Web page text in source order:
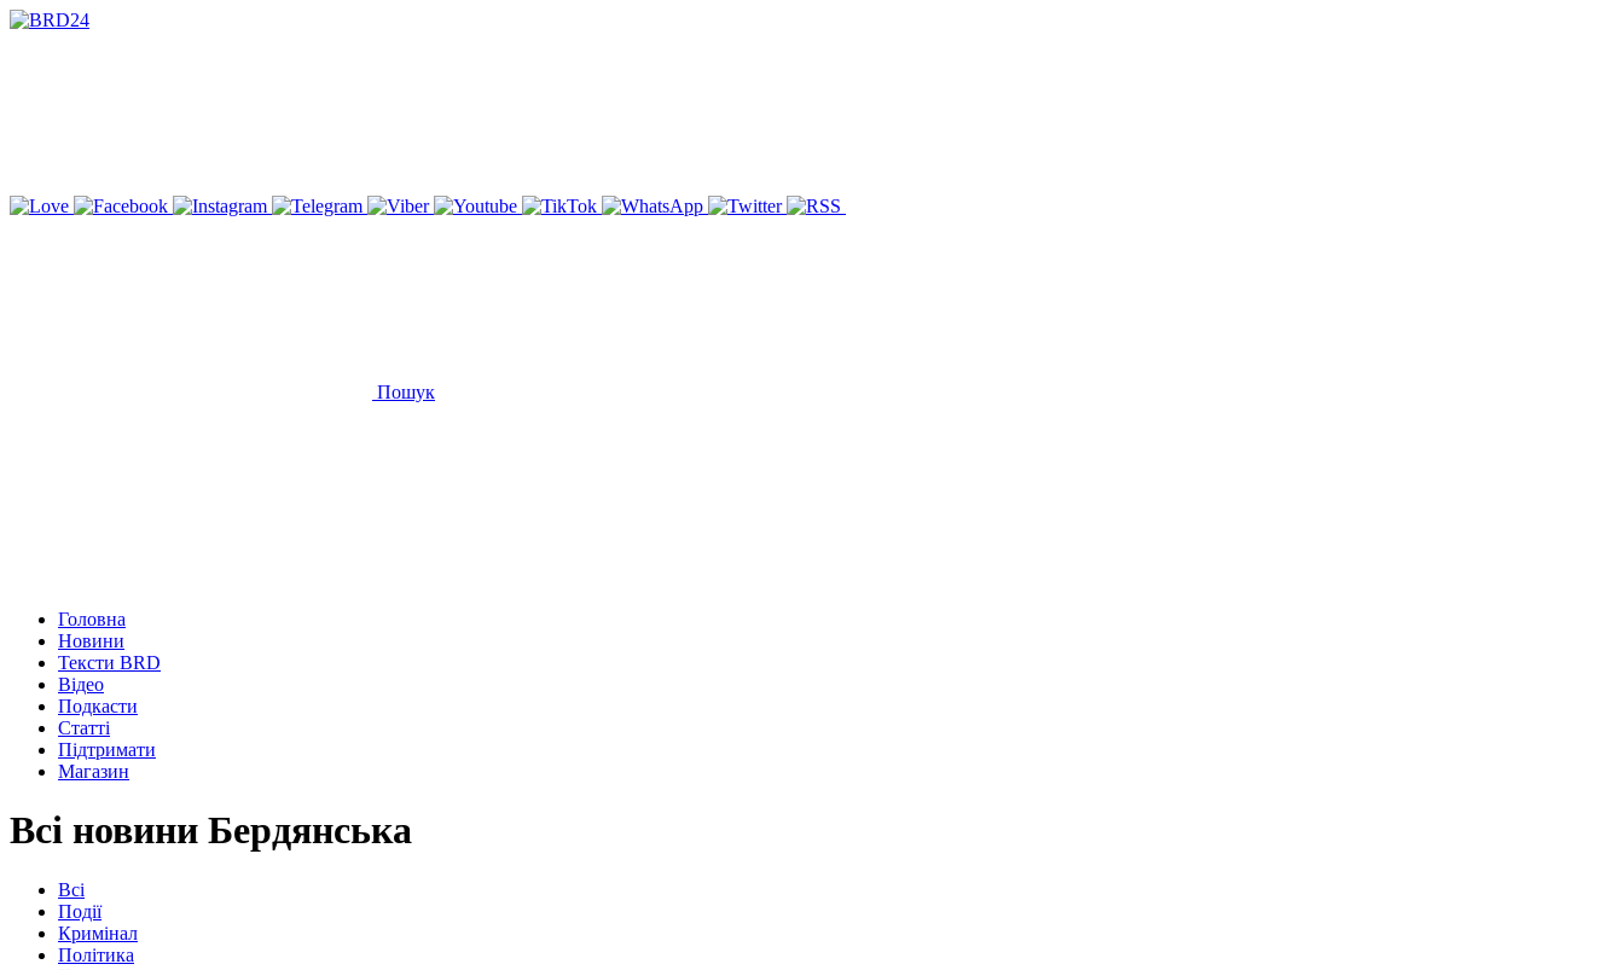
Пошук
Головна
Новини
Тексти BRD
Відео
Подкасти
Статті
Підтримати
Магазин
Всі новини Бердянська
Всі
Події
Кримінал
Політика